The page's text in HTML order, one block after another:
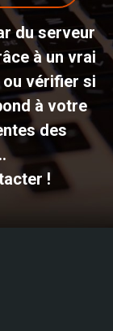
du serveur
à un vrai
ou vérifier si
à votre
des
!